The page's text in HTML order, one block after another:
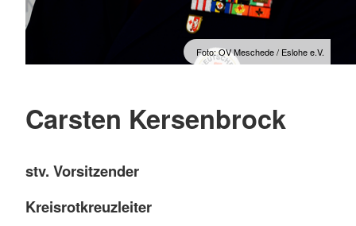
Foto: OV Meschede / Eslohe e.V.
Carsten Kersenbrock
stv. Vorsitzender
Kreisrotkreuzleiter